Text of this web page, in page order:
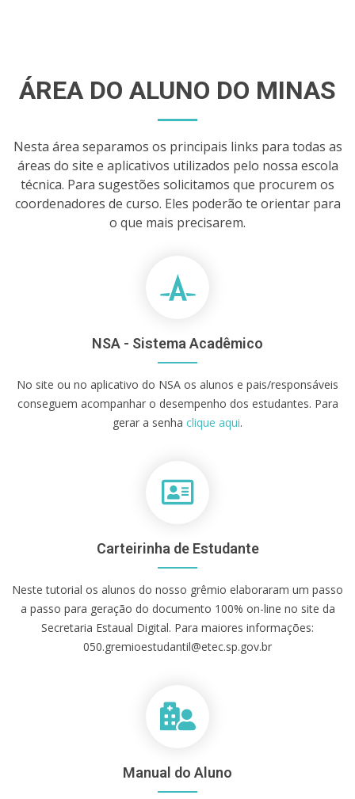
ÁREA DO ALUNO DO MINAS
Nesta área separamos os principais links para todas as
áreas do site e aplicativos utilizados pelo nossa escola
técnica. Para sugestões solicitamos que procurem os
coordenadores de curso. Eles poderão te orientar para
o que mais precisarem.
NSA - Sistema Acadêmico
No site ou no aplicativo do NSA os alunos e pais/responsáveis
conseguem acompanhar o desempenho dos estudantes. Para
gerar a senha clique aqui.
Carteirinha de Estudante
Neste tutorial os alunos do nosso grêmio elaboraram um passo
a passo para geração do documento 100% on-line no site da
Secretaria Estaual Digital. Para maiores informações:
050.gremioestudantil@etec.sp.gov.br
Manual do Aluno